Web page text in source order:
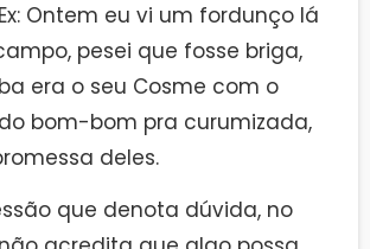
Ontem eu vi um fordunço lá
pesei que fosse briga,
era o seu Cosme com o
bom-bom pra curumizada,
deles.
que denota dúvida, no